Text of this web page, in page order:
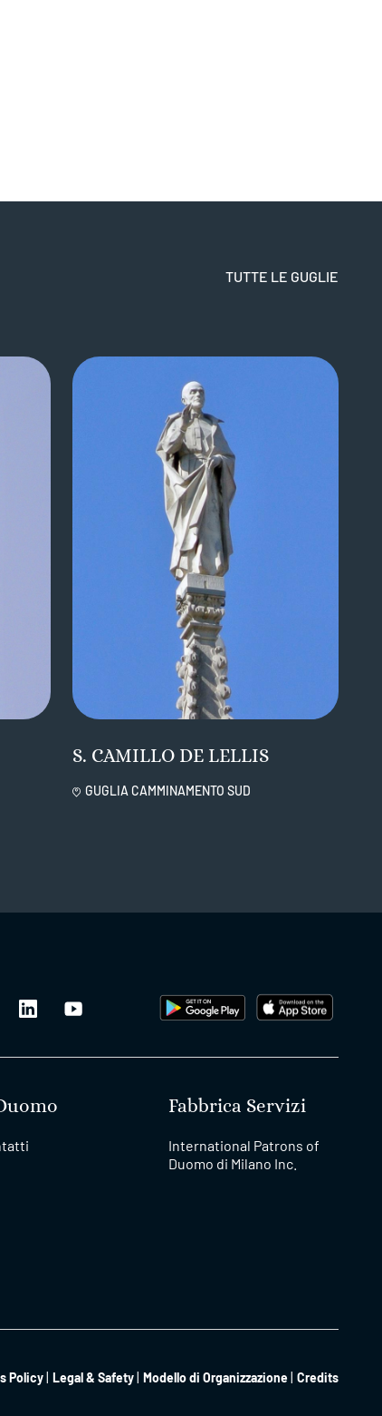
TUTTE LE GUGLIE
S. CAMILLO DE LELLIS
GUGLIA CAMMINAMENTO SUD
Fabbrica Servizi
International Patrons of
Duomo di Milano Inc.
Policy Legal & Safety Modello di Organizzazione Credits